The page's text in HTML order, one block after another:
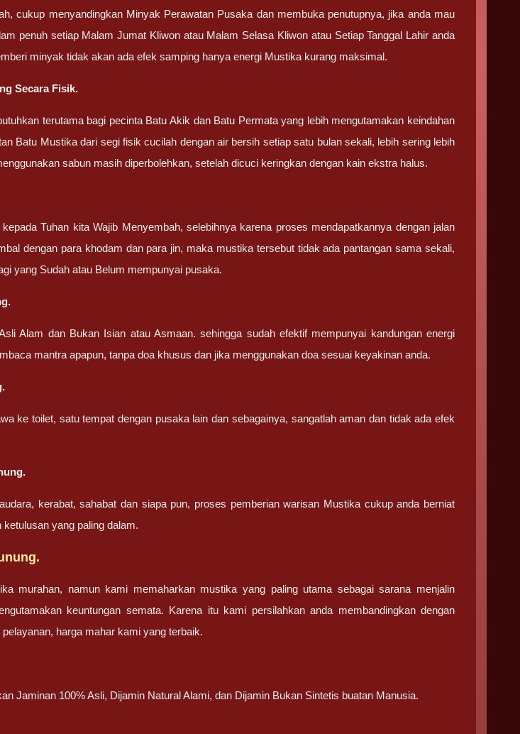
cukup menyandingkan Minyak Perawatan Pusaka dan membuka penutupnya, jika anda mau
penuh setiap Malam Jumat Kliwon atau Malam Selasa Kliwon atau Setiap Tanggal Lahir anda
minyak tidak akan ada efek samping hanya energi Mustika kurang maksimal.
Secara Fisik.
terutama bagi pecinta Batu Akik dan Batu Permata yang lebih mengutamakan keindahan
Batu Mustika dari segi fisik cucilah dengan air bersih setiap satu bulan sekali, lebih sering lebih
sabun masih diperbolehkan, setelah dicuci keringkan dengan kain ekstra halus.
Tuhan kita Wajib Menyembah, selebihnya karena proses mendapatkannya dengan jalan
dengan para khodam dan para jin, maka mustika tersebut tidak ada pantangan sama sekali,
yang Sudah atau Belum mempunyai pusaka.
Alam dan Bukan Isian atau Asmaan. sehingga sudah efektif mempunyai kandungan energi
mantra apapun, tanpa doa khusus dan jika menggunakan doa sesuai keyakinan anda.
ke toilet, satu tempat dengan pusaka lain dan sebagainya, sangatlah aman dan tidak ada efek
kerabat, sahabat dan siapa pun, proses pemberian warisan Mustika cukup anda berniat
yang paling dalam.
murahan, namun kami memaharkan mustika yang paling utama sebagai sarana menjalin
keuntungan semata. Karena itu kami persilahkan anda membandingkan dengan
harga mahar kami yang terbaik.
Jaminan 100% Asli, Dijamin Natural Alami, dan Dijamin Bukan Sintetis buatan Manusia.